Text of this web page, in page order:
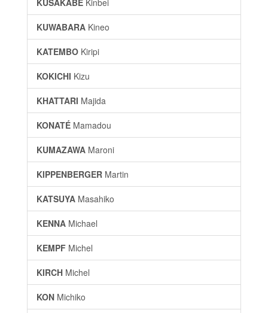
KUSAKABE Kinbei
KUWABARA Kineo
KATEMBO Kiripi
KOKICHI Kizu
KHATTARI Majida
KONATÉ Mamadou
KUMAZAWA Maroni
KIPPENBERGER Martin
KATSUYA Masahiko
KENNA Michael
KEMPF Michel
KIRCH Michel
KON Michiko